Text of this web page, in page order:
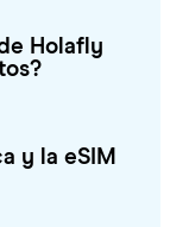
Holafly
y la eSIM